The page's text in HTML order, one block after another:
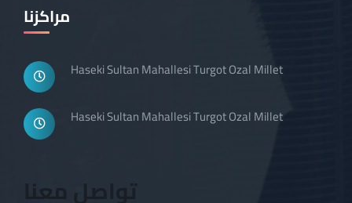
مراكزنا
Haseki Sultan Mahallesi Turgot Ozal Millet
Haseki Sultan Mahallesi Turgot Ozal Millet
تواصل معنا